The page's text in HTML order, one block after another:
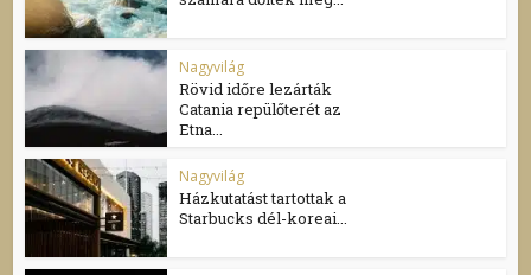
Nagyvilág
Rövid időre lezárták
Catania repülőterét az
Etna...
Nagyvilág
Házkutatást tartottak a
Starbucks dél-koreai...